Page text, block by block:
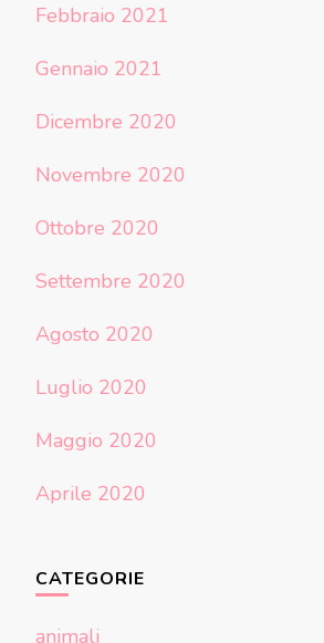
Febbraio 2021
Gennaio 2021
Dicembre 2020
Novembre 2020
Ottobre 2020
Settembre 2020
Agosto 2020
Luglio 2020
Maggio 2020
Aprile 2020
CATEGORIE
animali